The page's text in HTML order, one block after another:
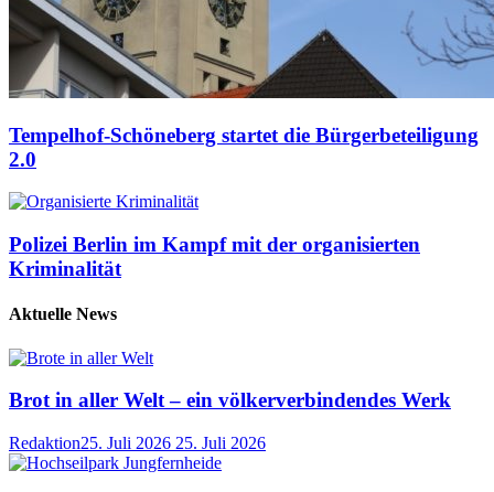
Tempelhof-Schöneberg startet die Bürgerbeteiligung
2.0
Polizei Berlin im Kampf mit der organisierten
Kriminalität
Aktuelle News
Brot in aller Welt – ein völkerverbindendes Werk
Redaktion25. Juli 2026 25. Juli 2026